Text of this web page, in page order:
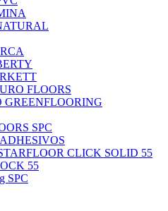
FLOORS
GREENFLOORING
SPC
CLICK SOLID 55
55
SPC